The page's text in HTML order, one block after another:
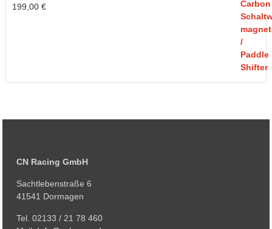
199,00 €
CN Racing GmbH
Sachtlebenstraße 6
41541 Dormagen
Tel. 02133 / 21 78 460